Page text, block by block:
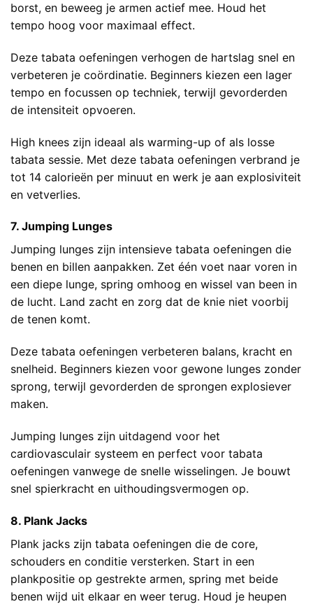
borst, en beweeg je armen actief mee. Houd het
tempo hoog voor maximaal effect.
Deze tabata oefeningen verhogen de hartslag snel en
verbeteren je coördinatie. Beginners kiezen een lager
tempo en focussen op techniek, terwijl gevorderden
de intensiteit opvoeren.
High knees zijn ideaal als warming-up of als losse
tabata sessie. Met deze tabata oefeningen verbrand je
tot 14 calorieën per minuut en werk je aan explosiviteit
en vetverlies.
7. Jumping Lunges
Jumping lunges zijn intensieve tabata oefeningen die
benen en billen aanpakken. Zet één voet naar voren in
een diepe lunge, spring omhoog en wissel van been in
de lucht. Land zacht en zorg dat de knie niet voorbij
de tenen komt.
Deze tabata oefeningen verbeteren balans, kracht en
snelheid. Beginners kiezen voor gewone lunges zonder
sprong, terwijl gevorderden de sprongen explosiever
maken.
Jumping lunges zijn uitdagend voor het
cardiovasculair systeem en perfect voor tabata
oefeningen vanwege de snelle wisselingen. Je bouwt
snel spierkracht en uithoudingsvermogen op.
8. Plank Jacks
Plank jacks zijn tabata oefeningen die de core,
schouders en conditie versterken. Start in een
plankpositie op gestrekte armen, spring met beide
benen wijd uit elkaar en weer terug. Houd je heupen